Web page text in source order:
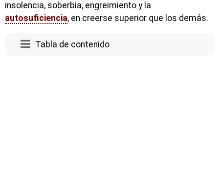
insolencia, soberbia, engreimiento y la
autosuficiencia, en creerse superior que los demás.
Tabla de contenido